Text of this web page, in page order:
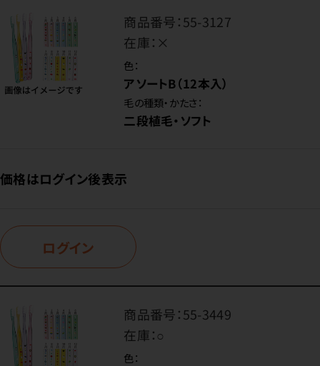
商品番号：55-3127
在庫： ×
色：
アソートB（12本入）
毛の種類・かたさ：
二段植毛・ソフト
価格はログイン後表示
ログイン
商品番号：55-3449
在庫：○
色：